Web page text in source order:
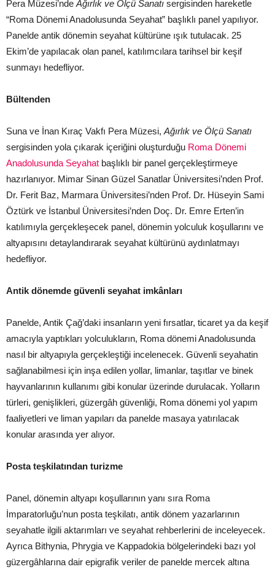
Pera Müzesi’nde Ağırlık ve Ölçü Sanatı sergisinden hareketle
“Roma Dönemi Anadolusunda Seyahat” başlıklı panel yapılıyor.
Panelde antik dönemin seyahat kültürüne ışık tutulacak. 25
Ekim’de yapılacak olan panel, katılımcılara tarihsel bir keşif
sunmayı hedefliyor.
Bültenden
Suna ve İnan Kıraç Vakfı Pera Müzesi, Ağırlık ve Ölçü Sanatı
sergisinden yola çıkarak içeriğini oluşturduğu Roma Dönemi
Anadolusunda Seyahat başlıklı bir panel gerçekleştirmeye
hazırlanıyor. Mimar Sinan Güzel Sanatlar Üniversitesi’nden Prof.
Dr. Ferit Baz, Marmara Üniversitesi’nden Prof. Dr. Hüseyin Sami
Öztürk ve İstanbul Üniversitesi’nden Doç. Dr. Emre Erten’in
katılımıyla gerçekleşecek panel, dönemin yolculuk koşullarını ve
altyapısını detaylandırarak seyahat kültürünü aydınlatmayı
hedefliyor.
Antik dönemde güvenli seyahat imkânları
Panelde, Antik Çağ’daki insanların yeni fırsatlar, ticaret ya da keşif
amacıyla yaptıkları yolculukların, Roma dönemi Anadolusunda
nasıl bir altyapıyla gerçekleştiği incelenecek. Güvenli seyahatin
sağlanabilmesi için inşa edilen yollar, limanlar, taşıtlar ve binek
hayvanlarının kullanımı gibi konular üzerinde durulacak. Yolların
türleri, genişlikleri, güzergâh güvenliği, Roma dönemi yol yapım
faaliyetleri ve liman yapıları da panelde masaya yatırılacak
konular arasında yer alıyor.
Posta teşkilatından turizme
Panel, dönemin altyapı koşullarının yanı sıra Roma
İmparatorluğu’nun posta teşkilatı, antik dönem yazarlarının
seyahatle ilgili aktarımları ve seyahat rehberlerini de inceleyecek.
Ayrıca Bithynia, Phrygia ve Kappadokia bölgelerindeki bazı yol
güzergâhlarına dair epigrafik veriler de panelde mercek altına